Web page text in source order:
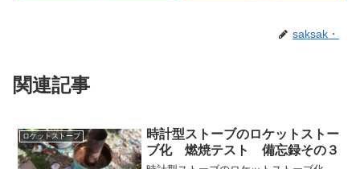
saksak・
関連記事
ロケットストーブ
時計型ストーブのロケットストー
ブ化 燃焼テスト 備忘録その３